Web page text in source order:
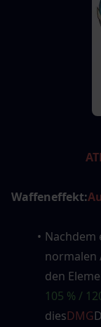
Waffeneffekt:
Nachdem
normalen
den
105 % /
diesDMG